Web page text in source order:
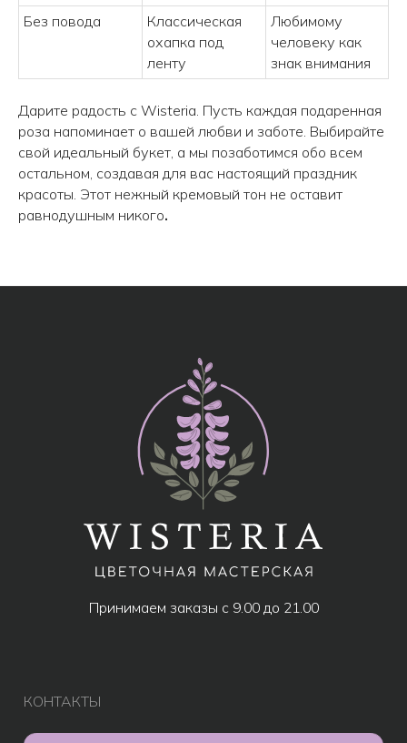
Без повода
Классическая
охапка под
ленту
Любимому
человеку как
знак внимания
Дарите радость с Wisteria. Пусть каждая подаренная
роза напоминает о вашей любви и заботе. Выбирайте
свой идеальный букет, а мы позаботимся обо всем
остальном, создавая для вас настоящий праздник
красоты. Этот нежный кремовый тон не оставит
равнодушным никого.
Перезвонить вам?
Акции
Розы
info@wisteriaflowers.ru